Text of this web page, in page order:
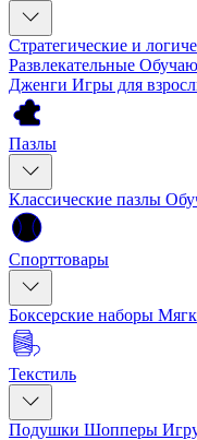
Стратегические и
Развлекательные
Дженги Игры для
Пазлы
Классические пазлы
Спорттовары
Боксерские наборы
Текстиль
Подушки Шопперы